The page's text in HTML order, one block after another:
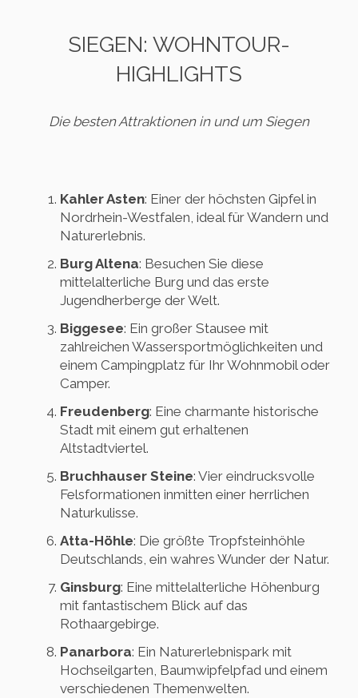
SIEGEN: WOHNTOUR-
HIGHLIGHTS
Die besten Attraktionen in und um Siegen
Kahler Asten: Einer der höchsten Gipfel in
Nordrhein-Westfalen, ideal für Wandern und
Naturerlebnis.
Burg Altena: Besuchen Sie diese
mittelalterliche Burg und das erste
Jugendherberge der Welt.
Biggesee: Ein großer Stausee mit
zahlreichen Wassersportmöglichkeiten und
einem Campingplatz für Ihr Wohnmobil oder
Camper.
Freudenberg: Eine charmante historische
Stadt mit einem gut erhaltenen
Altstadtviertel.
Bruchhauser Steine: Vier eindrucksvolle
Felsformationen inmitten einer herrlichen
Naturkulisse.
Atta-Höhle: Die größte Tropfsteinhöhle
Deutschlands, ein wahres Wunder der Natur.
Ginsburg: Eine mittelalterliche Höhenburg
mit fantastischem Blick auf das
Rothaargebirge.
Panarbora: Ein Naturerlebnispark mit
Hochseilgarten, Baumwipfelpfad und einem
verschiedenen Themenwelten.